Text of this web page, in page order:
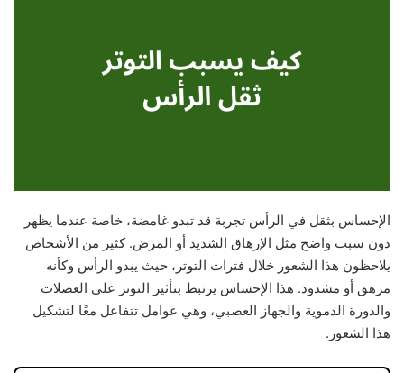
الإحساس بثقل في الرأس تجربة قد تبدو غامضة، خاصة عندما يظهر
دون سبب واضح مثل الإرهاق الشديد أو المرض. كثير من الأشخاص
يلاحظون هذا الشعور خلال فترات التوتر، حيث يبدو الرأس وكأنه
مرهق أو مشدود. هذا الإحساس يرتبط بتأثير التوتر على العضلات
والدورة الدموية والجهاز العصبي، وهي عوامل تتفاعل معًا لتشكيل
هذا الشعور.